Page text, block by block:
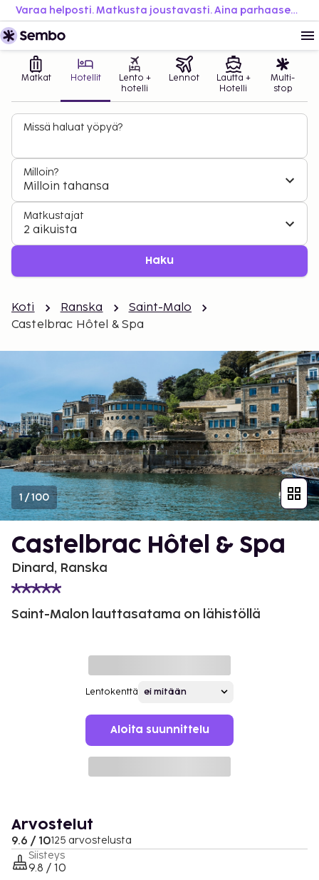
Varaa helposti. Matkusta joustavasti. Aina parhaaseen hintaan.
Matkat Hotellit
Lento +
hotelli
Lennot
Lautta +
Hotelli
Multi-
stop
Missä haluat yöpyä?
Milloin?
Milloin tahansa
Matkustajat
2 aikuista
Haku
Koti Ranska
Saint-Malo
Castelbrac Hôtel & Spa
1 /100
Castelbrac Hôtel & Spa
Dinard, Ranska
Saint-Malon lauttasatama on lähistöllä
Lentokenttä
Aloita suunnittelu
Arvostelut
9.6 / 10125 arvostelusta
Siisteys
9.8 / 10